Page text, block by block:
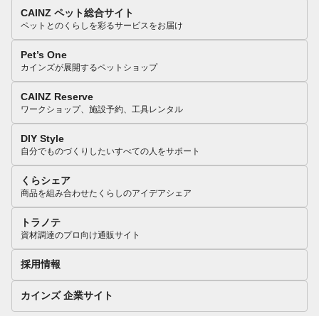
CAINZ ペット総合サイト
ペットとのくらしを彩るサービスをお届け
Pet’s One
カインズが展開するペットショップ
CAINZ Reserve
ワークショップ、施設予約、工具レンタル
DIY Style
自分でものづくりしたいすべての人をサポート
くらシェア
商品を組み合わせたくらしのアイデアシェア
トラノテ
資材調達のプロ向け通販サイト
採用情報
カインズ 企業サイト